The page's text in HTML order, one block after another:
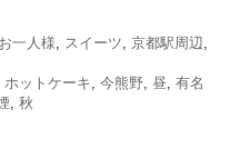
お一人様, スイーツ, 京都駅周辺,
ホットケーキ, 今熊野, 昼, 有名
, 秋